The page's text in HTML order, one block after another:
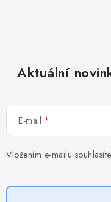
Aktuální
E-mail
Vložením e-mailu